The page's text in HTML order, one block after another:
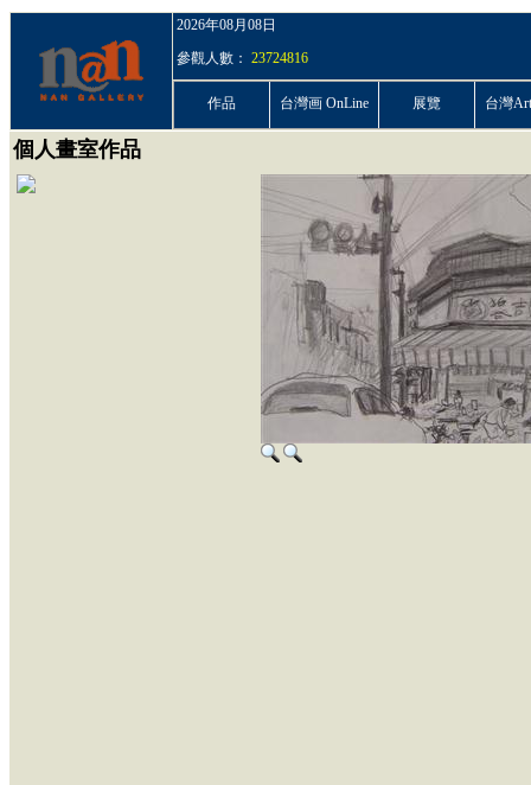
2026年08月08日
參觀人數： 23724816
作品 台灣画 OnLine 展覽 台灣
個人畫室作品